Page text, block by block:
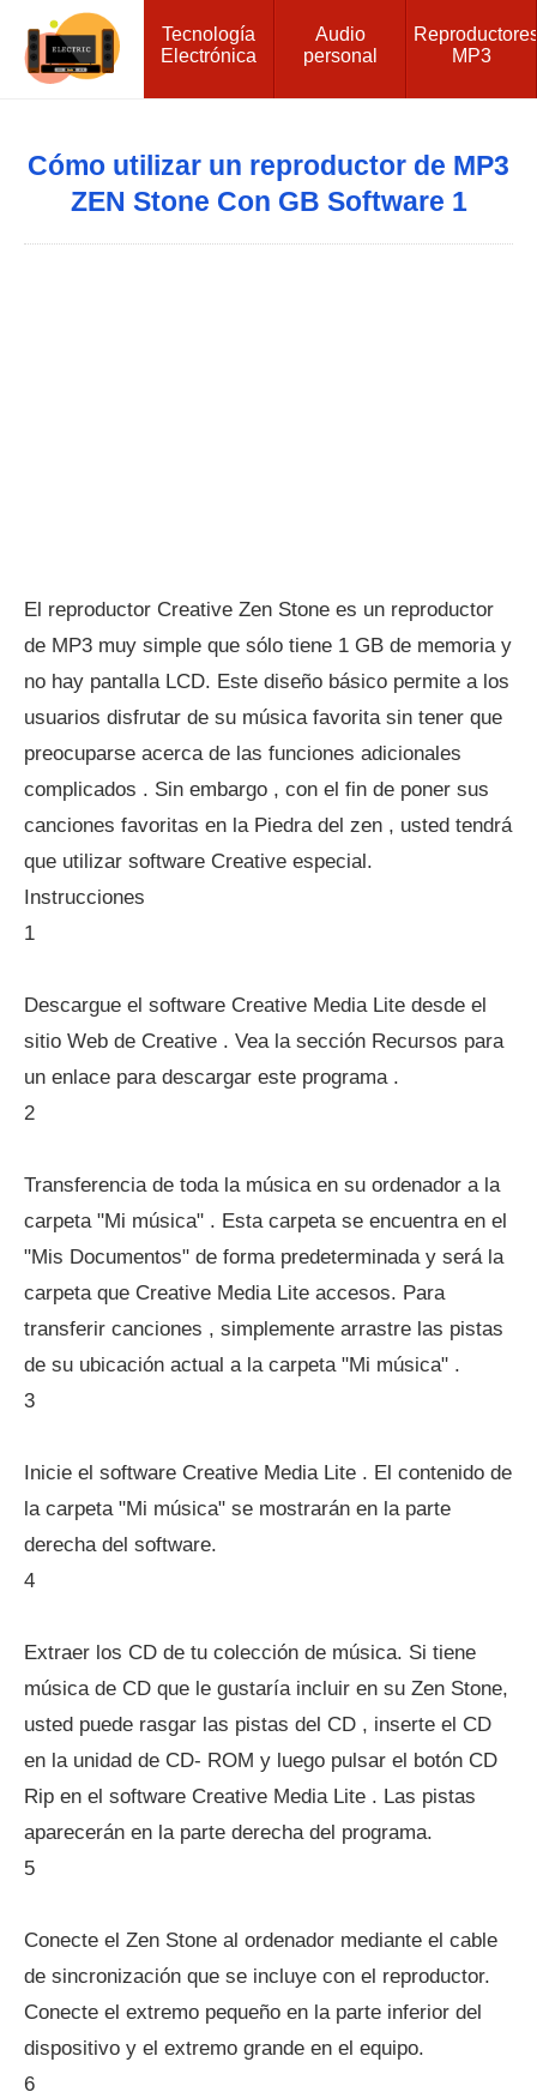
Tecnología
Electrónica
Audio
personal
MP3
Cómo utilizar un reproductor de MP3
ZEN Stone Con GB Software 1
El reproductor Creative Zen Stone es un reproductor
de MP3 muy simple que sólo tiene 1 GB de memoria y
no hay pantalla LCD. Este diseño básico permite a los
usuarios disfrutar de su música favorita sin tener que
preocuparse acerca de las funciones adicionales
complicados . Sin embargo , con el fin de poner sus
canciones favoritas en la Piedra del zen , usted tendrá
que utilizar software Creative especial.
Instrucciones
1
Descargue el software Creative Media Lite desde el
sitio Web de Creative . Vea la sección Recursos para
un enlace para descargar este programa .
2
Transferencia de toda la música en su ordenador a la
carpeta "Mi música" . Esta carpeta se encuentra en el
"Mis Documentos" de forma predeterminada y será la
carpeta que Creative Media Lite accesos. Para
transferir canciones , simplemente arrastre las pistas
de su ubicación actual a la carpeta "Mi música" .
3
Inicie el software Creative Media Lite . El contenido de
la carpeta "Mi música" se mostrarán en la parte
derecha del software.
4
Extraer los CD de tu colección de música. Si tiene
música de CD que le gustaría incluir en su Zen Stone,
usted puede rasgar las pistas del CD , inserte el CD
en la unidad de CD- ROM y luego pulsar el botón CD
Rip en el software Creative Media Lite . Las pistas
aparecerán en la parte derecha del programa.
5
Conecte el Zen Stone al ordenador mediante el cable
de sincronización que se incluye con el reproductor.
Conecte el extremo pequeño en la parte inferior del
dispositivo y el extremo grande en el equipo.
6